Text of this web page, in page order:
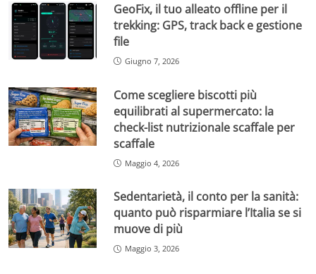
GeoFix, il tuo alleato offline per il
trekking: GPS, track back e gestione
file
Giugno 7, 2026
Come scegliere biscotti più
equilibrati al supermercato: la
check-list nutrizionale scaffale per
scaffale
Maggio 4, 2026
Sedentarietà, il conto per la sanità:
quanto può risparmiare l’Italia se si
muove di più
Maggio 3, 2026